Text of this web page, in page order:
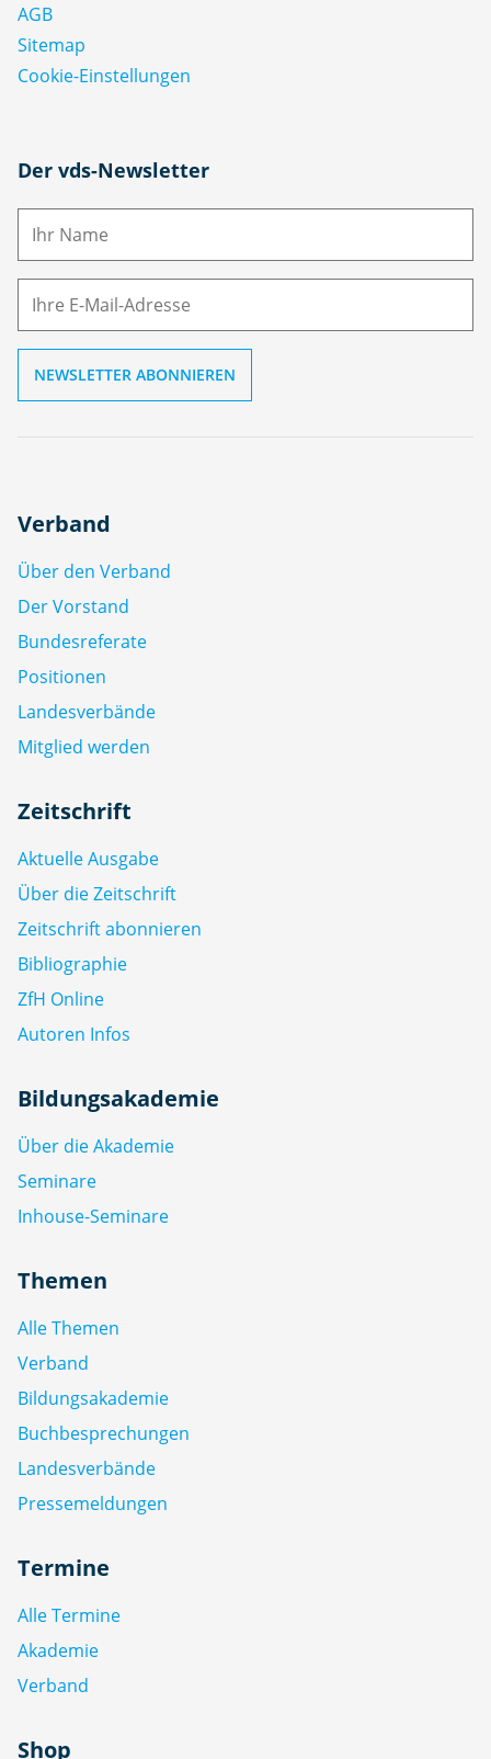
AGB
Sitemap
Cookie-Einstellungen
Der vds-Newsletter
N
M
Verband
Über den Verband
Der Vorstand
Bundesreferate
Positionen
Landesverbände
Mitglied werden
Zeitschrift
Aktuelle Ausgabe
Über die Zeitschrift
Zeitschrift abonnieren
Bibliographie
ZfH Online
Autoren Infos
Bildungsakademie
Über die Akademie
Seminare
Inhouse-Seminare
Themen
Alle Themen
Verband
Bildungsakademie
Buchbesprechungen
Landesverbände
Pressemeldungen
Termine
Alle Termine
Akademie
Verband
Shop